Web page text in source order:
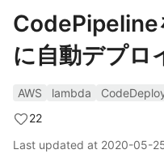
に自動デプロ
AWS lambda
22
Last updated at 2020-05-